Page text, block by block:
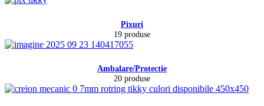
Pixuri
19 produse
Ambalare/Protectie
20 produse